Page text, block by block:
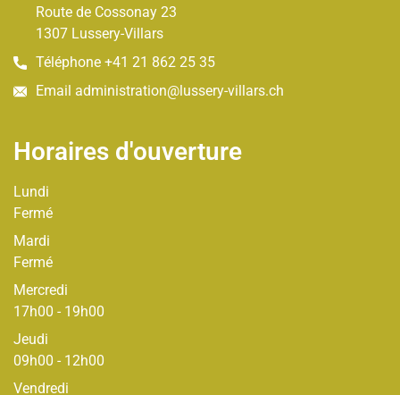
Route de Cossonay 23
1307 Lussery-Villars
Téléphone +41 21 862 25 35
Email administration@lussery-villars.ch
Horaires d'ouverture
Lundi
Fermé
Mardi
Fermé
Mercredi
17h00 - 19h00
Jeudi
09h00 - 12h00
Vendredi